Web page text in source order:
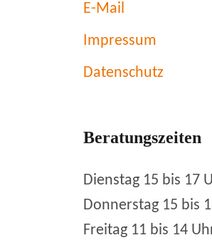
E-Mail
Impressum
Datenschutz
Beratungszeiten
Dienstag 15 bis 17
Donnerstag 15 bis
Freitag 11 bis 14